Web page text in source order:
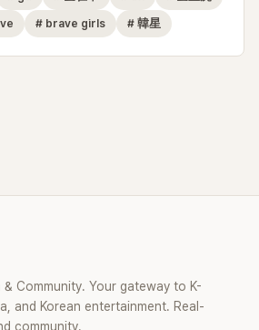
# brave girls # 韓星
& Community. Your gateway to K-
and Korean entertainment. Real-
community.